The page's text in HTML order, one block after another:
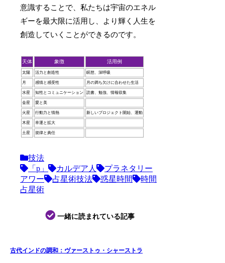
意識することで、私たちは宇宙のエネル
ギーを最大限に活用し、より輝く人生を
創造していくことができるのです。
天体 象徴 活用例
太陽 活力と創造性 瞑想、深呼吸
月 感情と感受性 月の満ち欠けに合わせた生活
水星 知性とコミュニケーション 読書、勉強、情報収集
金星 愛と美
火星 行動力と情熱 新しいプロジェクト開始、運動
木星 幸運と拡大
土星 規律と責任
技法
「p」
カルデア人
プラネタリー
アワー
占星術技法 惑星時間
時間
占星術
一緒に読まれている記事
古代インドの調和：ヴァーストゥ・シャーストラ